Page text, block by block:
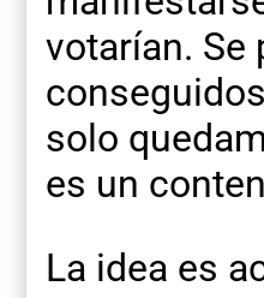
votarían. Se
solo
es un
La idea es